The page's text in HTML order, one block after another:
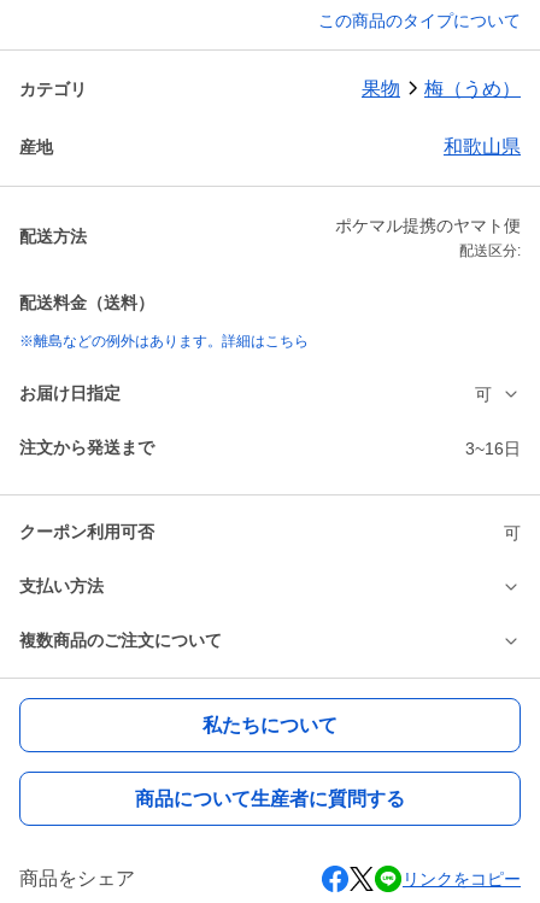
この商品のタイプについて
カテゴリ 果物 梅（うめ）
産地 和歌山県
配送方法
ポケマル提携のヤマト便
配送区分:
配送料金（送料）
※離島などの例外はあります。詳細はこちら
お届け日指定 可
注文から発送まで 3~16日
クーポン利用可否 可
支払い方法
複数商品のご注文について
私たちについて
商品について生産者に質問する
商品をシェア リンクをコピー